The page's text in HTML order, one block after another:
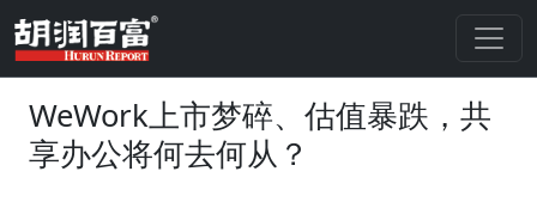
WeWork上市梦碎、估值暴跌，共
享办公将何去何从？